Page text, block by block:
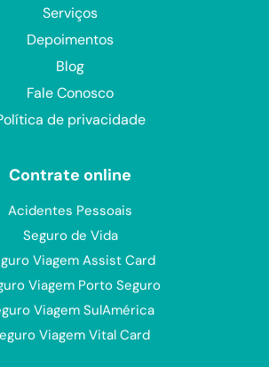
Serviços
Depoimentos
Blog
Fale Conosco
de privacidade
Contrate online
Acidentes Pessoais
Seguro de Vida
Viagem Assist Card
Viagem Porto Seguro
Viagem SulAmérica
Viagem Vital Card